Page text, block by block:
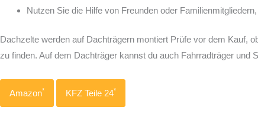
Nutzen Sie die Hilfe von Freunden oder
Dachzelte werden auf Dachträgern montiert Prüfe vor dem Kauf,
zu finden. Auf dem Dachträger kannst du auch Fahrradträger und
Amazon* KFZ Teile 24*